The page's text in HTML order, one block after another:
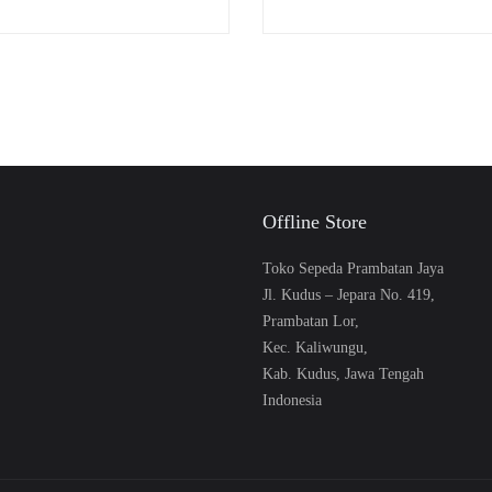
Offline Store
Toko Sepeda Prambatan Jaya
Jl. Kudus – Jepara No. 419,
Prambatan Lor,
Kec. Kaliwungu,
Kab. Kudus, Jawa Tengah
Indonesia